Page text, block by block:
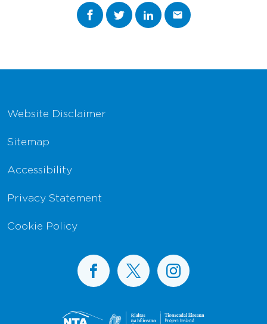
Share on Facebook
Share on Twitter
Share on LinkedIn
Share via email
Website Disclaimer
Sitemap
Accessibility
Privacy Statement
Cookie Policy
BusConnects on Facebook
BusConnects on X
BusConnects on